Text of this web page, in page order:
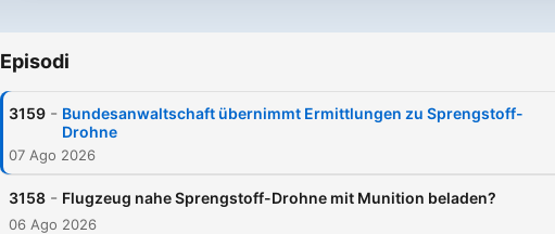
Info in diesem Podcast
sicherheitspolitische
morgens und abends. Am
Episodi
3159 - Bundesanwaltschaft übernimmt Ermittlungen zu Sprengstoff-
Drohne
07 Ago 2026
3158 - Flugzeug nahe Sprengstoff-Drohne mit Munition beladen?
06 Ago 2026